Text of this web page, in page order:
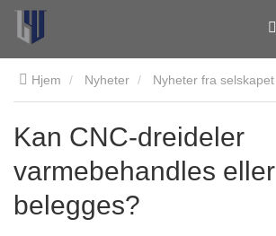
Hjem Nyheter Nyheter fra selskapet
Kan CNC-dreideler
varmebehandles eller
belegges?